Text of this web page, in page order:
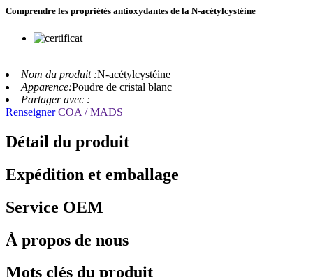
Comprendre les propriétés antioxydantes de la N-acétylcystéine
Nom du produit :N-acétylcystéine
Apparence:Poudre de cristal blanc
Partager avec :
Renseigner COA / MADS
Détail du produit
Expédition et emballage
Service OEM
À propos de nous
Mots clés du produit